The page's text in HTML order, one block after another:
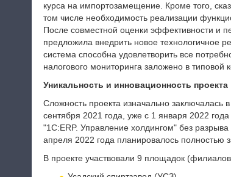
курса на импортозамещение. Кроме того,
том числе необходимость реализации
После совместной оценки эффективности и
предложила внедрить новое технологичное
система способна удовлетворить все
налогового мониторинга заложено в типовой
Уникальность и инновационность проекта
Сложность проекта изначально заключалась
сентября 2021 года, уже с 1 января 2022
"1С:ERP. Управление холдингом" без
апреля 2022 года планировалось полностью
В проекте участвовали 9 площадок